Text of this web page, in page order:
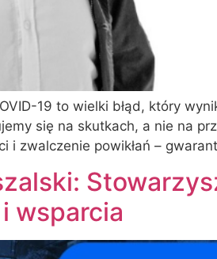
19 to wielki błąd, który
się na skutkach, a nie na
i zwalczenie powikłań –
wsparcia